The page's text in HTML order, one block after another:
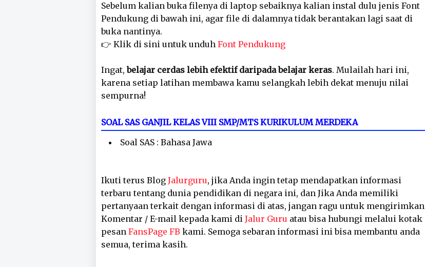
Sebelum kalian buka filenya di laptop sebaiknya kalian instal dulu jenis Font
Pendukung di bawah ini, agar file di dalamnya tidak berantakan lagi saat di
buka nantinya.
👉 Klik di sini untuk unduh Font Pendukung
Ingat,belajar cerdas lebih efektif daripada belajar keras. Mulailah hari ini,
karena setiap latihan membawa kamu selangkah lebih dekat menuju nilai
sempurna!
SOAL SAS GANJIL KELAS VIII SMP/MTS KURIKULUM MERDEKA
Soal SAS : Bahasa Jawa
Ikuti terus Blog Jalurguru, jika Anda ingin tetap mendapatkan informasi
terbaru tentang dunia pendidikan di negara ini, dan Jika Anda memiliki
pertanyaan terkait dengan informasi di atas, jangan ragu untuk mengirimkan
Komentar / E-mail kepada kami di Jalur Guru atau bisa hubungi melalui kotak
pesan FansPage FB kami. Semoga sebaran informasi ini bisa membantu anda
semua, terima kasih.